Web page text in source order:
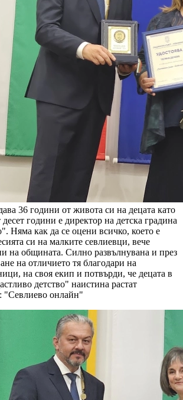
36 години от живота си на децата като
десет години е директор на детска градина
Няма как да се оцени всичко, което е
си на малките севлиевци, вече
на общината. Силно развълнувана и през
на отличието тя благодари на
на своя екип и потвърди, че децата в
детство" наистина растат
"Севлиево онлайн"